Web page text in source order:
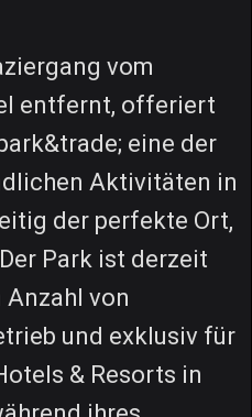
vom
entfernt, offeriert
eine der
Aktivitäten in
der perfekte Ort,
Park ist derzeit
von
und exklusiv für
& Resorts in